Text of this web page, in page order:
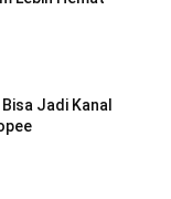
Jadi Kanal